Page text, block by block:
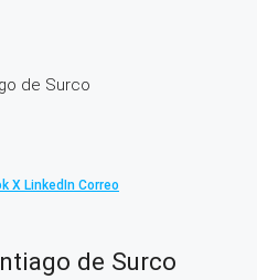
de Surco
X LinkedIn Correo
de Surco